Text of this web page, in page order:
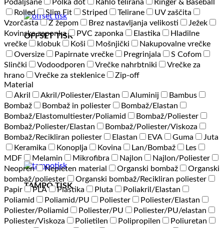
OFFSET TISK
TAMPO TISK
Podaljšane
Polka dot Rahlo telirana
Ringer & Baseball
Rolled
Slim Fit Striped Telirane
UV zaščita
Vzorčasta
Z žepom Brez nastavljanja velikosti
Ježek
Kovinska zaponka
PVC zaponka Elastika
Hladilne
vrečke
klobuk Koši Mošnjički
Nakupovalne vrečke
Oversize
Papirnate vrečke Pregrinjala
S Cofom
Slinčki
Vodoodporen Vrečke nahrbtniki
Vrečke za
hrano
Vrečke za steklenice
Zip-off
Material
Akril
Akril/Poliester/Elastan Aluminij
Bambus
Bombaž
Bombaž in poliester
Bombaž/Elastan
Bombaž/Elastomultiester/Poliamid
Bombaž/Poliester
Bombaž/Poliester/Elastan
Bombaž/Poliester/Viskoza
Bombaž/Recikliran poliester
Elastan EVA Guma
Juta
Keramika
Konoplja Kovina Lan/Bombaž
Les
MDF
Melamin Mikrofibra Najlon
Najlon/Poliester
Neopren
Nepleten material Organski bombaž
Organski
bombaž/poliester
Organski bombaž/Recikliran poliester
Papir
PLA Plastika Pluta
Poliakril/Elastan
Poliamid
Poliamid/PU Poliester
Poliester/Elastan
Poliester/Poliamid
Poliester/PU
Poliester/PU/elastan
Poliester/Viskoza
Polietilen Polipropilen
Poliuretan